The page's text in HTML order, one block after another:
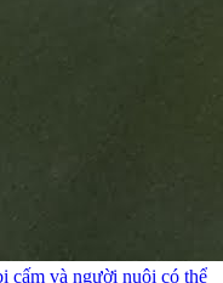
cấm và người nuôi có thể